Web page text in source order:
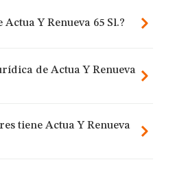
Actua Y Renueva 65 Sl.?
de Actua Y Renueva
tiene Actua Y Renueva